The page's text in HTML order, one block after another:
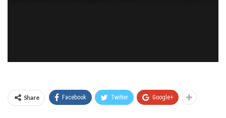
Share Facebook Twitter Google+